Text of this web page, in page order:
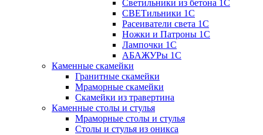
Светильники из бетона 1С
СВЕТильники 1С
Расеиватели света 1С
Ножки и Патроны 1С
Лампочки 1С
АБАЖУРы 1С
Каменные скамейки
Гранитные скамейки
Мраморные скамейки
Скамейки из травертина
Каменные столы и стулья
Мраморные столы и стулья
Столы и стулья из оникса